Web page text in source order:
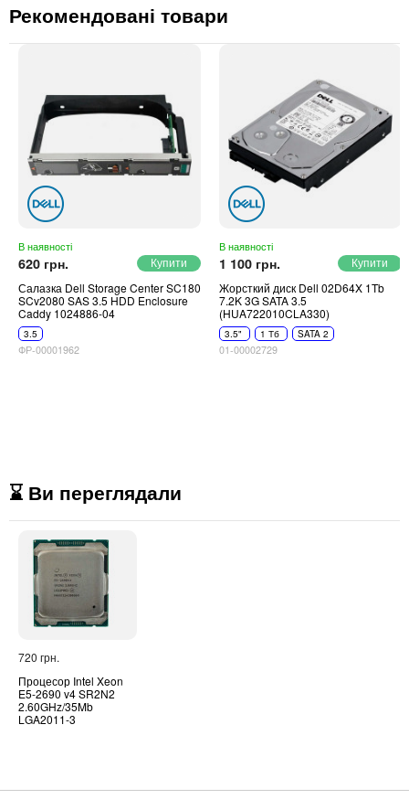
Рекомендовані товари
В наявності
620 грн.
Салазка Dell Storage Center SC180
SCv2080 SAS 3.5 HDD Enclosure
Caddy 1024886-04
3.5
ФР-00001962
В наявності
1 100 грн.
Жорсткий диск Dell 02D64X 1Tb
7.2K 3G SATA 3.5
(HUA722010CLA330)
3.5" 1 Тб SATA 2
01-00002729
⌛ Ви переглядали
720 грн.
Процесор Intel Xeon
E5-2690 v4 SR2N2
2.60GHz/35Mb
LGA2011-3